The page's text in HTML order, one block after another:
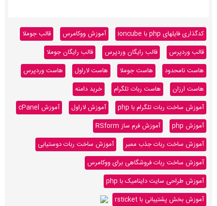
کدگذاری فایلهای php با ioncube آموزش ووکامرس
قالب جوملا
قالب وردپرس
قالب رایگان وردپرس
قالب رایگان جوملا
هاست نامحدود
هاست جوملا هاست لاراول
هاست وردپرس
هاست ارزان
هاست ربات تلگرام
خرید دامنه
آموزش ساخت ربات تلگرام با php
آموزش لاراول
آموزش cPanel
آموزش php
آموزش فرم ساز RSform
آموزش ساخت ربات جذب ممبر
آموزش ساخت ربات دوستیابی
آموزش ساخت ربات فروشگاهی برای ووکامرس
آموزش طراحی سایت داینامیک با php
آموزش بخش پشتیبانی با rsticket